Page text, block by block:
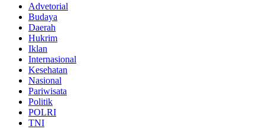
Advetorial
Budaya
Daerah
Hukrim
Iklan
Internasional
Kesehatan
Nasional
Pariwisata
Politik
POLRI
TNI